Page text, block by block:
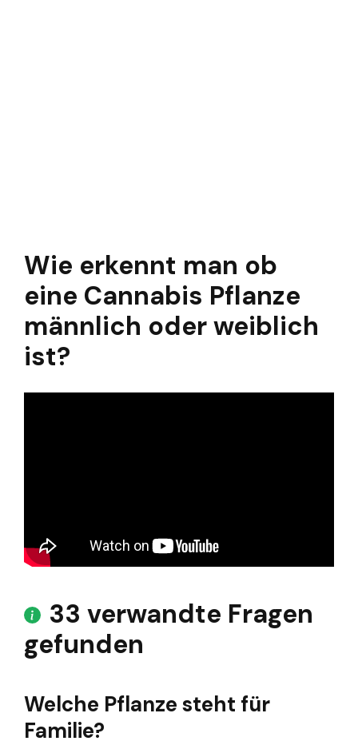
Wie erkennt man ob
eine Cannabis Pflanze
männlich oder weiblich
ist?
33 verwandte Fragen
gefunden
Welche Pflanze steht für
Familie?